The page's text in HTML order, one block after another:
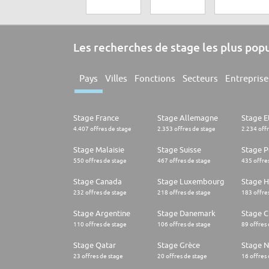
Les recherches de stage les plus
Pays Villes Fonctions Secteurs
Stage France
4.407 offres de stage
Stage Allemagne
2.353 offres de stage
Stage
2.234
Stage Malaisie
550 offres de stage
Stage Suisse
467 offres de stage
Stage
435
Stage Canada
232 offres de stage
Stage Luxembourg
218 offres de stage
Stage
183
Stage Argentine
110 offres de stage
Stage Danemark
106 offres de stage
Stage
89 offres
Stage Qatar
23 offres de stage
Stage Grèce
20 offres de stage
Stage
16 offres